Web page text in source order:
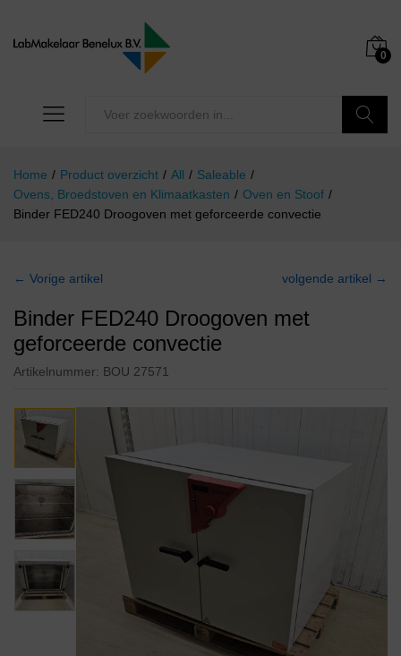
0
Home / Product overzicht / All / Saleable /
Ovens, Broedstoven en Klimaatkasten / Oven en Stoof /
Binder FED240 Droogoven met geforceerde convectie
← Vorige artikel volgende artikel →
Binder FED240 Droogoven met
geforceerde convectie
Artikelnummer: BOU 27571